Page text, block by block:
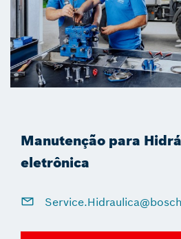
Manutenção para
eletrônica